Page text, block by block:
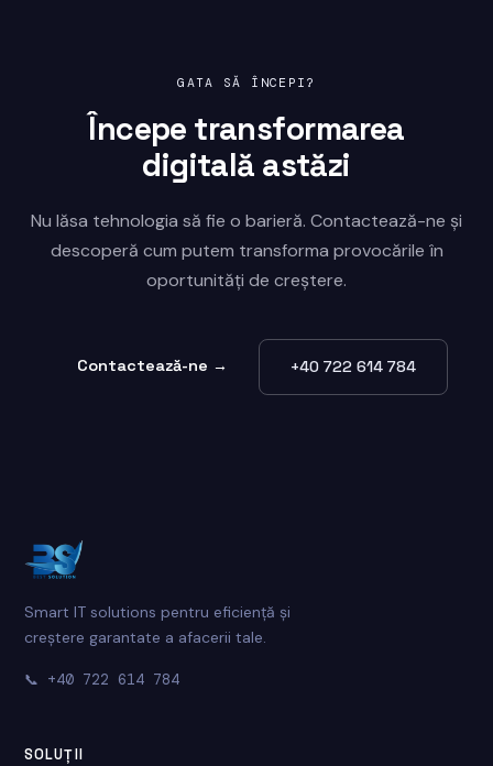
GATA SĂ ÎNCEPI?
Începe transformarea
digitală astăzi
Nu lăsa tehnologia să fie o barieră. Contactează-ne și
descoperă cum putem transforma provocările în
oportunități de creștere.
Contactează-ne → +40 722 614 784
Smart IT solutions pentru eficiență și
creștere garantate a afacerii tale.
📞 +40 722 614 784
SOLUȚII